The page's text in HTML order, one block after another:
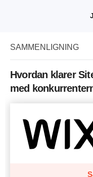
SAMMENLIGNING
Hvordan klarer
med